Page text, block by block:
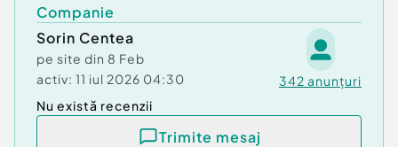
Companie
Sorin Centea
pe site din 8 Feb
activ: 11 iul 2026 04:30 342 anunțuri
Nu există recenzii
Trimite mesaj